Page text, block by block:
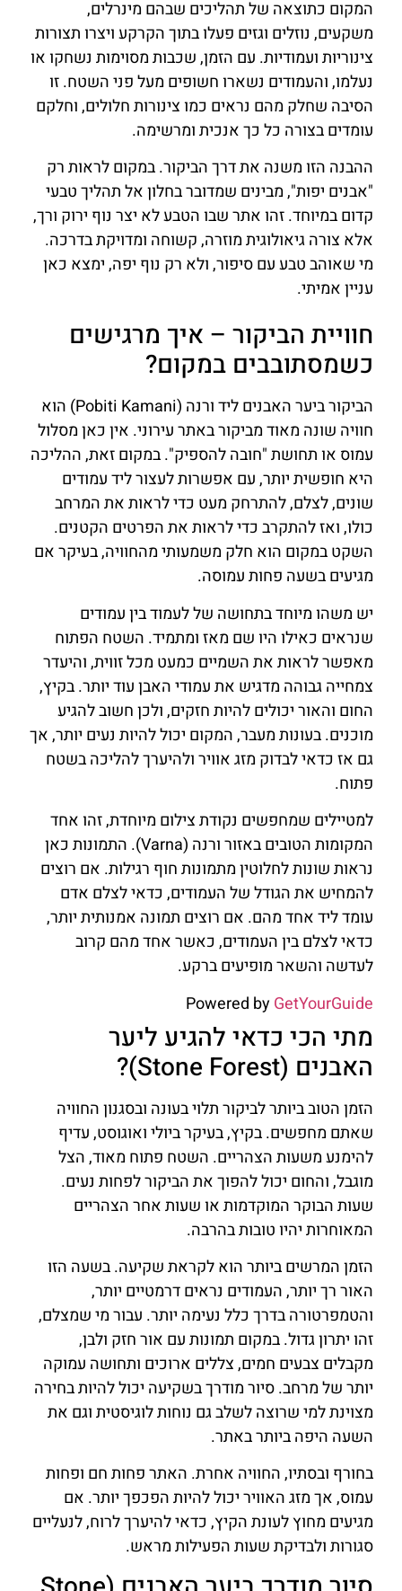
המקום כתוצאה של תהליכים שבהם מינרלים,
משקעים, נוזלים וגזים פעלו בתוך הקרקע ויצרו תצורות
צינוריות ועמודיות. עם הזמן, שכבות מסוימות נשחקו או
נעלמו, והעמודים נשארו חשופים מעל פני השטח. זו
הסיבה שחלק מהם נראים כמו צינורות חלולים, וחלקם
עומדים בצורה כל כך אנכית ומרשימה.
ההבנה הזו משנה את דרך הביקור. במקום לראות רק
"אבנים יפות", מבינים שמדובר בחלון אל תהליך טבעי
קדום במיוחד. זהו אתר שבו הטבע לא יצר נוף ירוק ורך,
אלא צורה גיאולוגית מוזרה, קשוחה ומדויקת בדרכה.
מי שאוהב טבע עם סיפור, ולא רק נוף יפה, ימצא כאן
עניין אמיתי.
חוויית הביקור – איך מרגישים
כשמסתובבים במקום?
הביקור ביער האבנים ליד ורנה (Pobiti Kamani) הוא
חוויה שונה מאוד מביקור באתר עירוני. אין כאן מסלול
עמוס או תחושת "חובה להספיק". במקום זאת, ההליכה
היא חופשית יותר, עם אפשרות לעצור ליד עמודים
שונים, לצלם, להתרחק מעט כדי לראות את המרחב
כולו, ואז להתקרב כדי לראות את הפרטים הקטנים.
השקט במקום הוא חלק משמעותי מהחוויה, בעיקר אם
מגיעים בשעה פחות עמוסה.
יש משהו מיוחד בתחושה של לעמוד בין עמודים
שנראים כאילו היו שם מאז ומתמיד. השטח הפתוח
מאפשר לראות את השמיים כמעט מכל זווית, והיעדר
צמחייה גבוהה מדגיש את עמודי האבן עוד יותר. בקיץ,
החום והאור יכולים להיות חזקים, ולכן חשוב להגיע
מוכנים. בעונות מעבר, המקום יכול להיות נעים יותר, אך
גם אז כדאי לבדוק מזג אוויר ולהיערך להליכה בשטח
פתוח.
למטיילים שמחפשים נקודת צילום מיוחדת, זהו אחד
המקומות הטובים באזור ורנה (Varna). התמונות כאן
נראות שונות לחלוטין מתמונות חוף רגילות. אם רוצים
להמחיש את הגודל של העמודים, כדאי לצלם אדם
עומד ליד אחד מהם. אם רוצים תמונה אמנותית יותר,
כדאי לצלם בין העמודים, כאשר אחד מהם קרוב
לעדשה והשאר מופיעים ברקע.
Powered byGetYourGuide
מתי הכי כדאי להגיע ליער
האבנים (Stone Forest)?
הזמן הטוב ביותר לביקור תלוי בעונה ובסגנון החוויה
שאתם מחפשים. בקיץ, בעיקר ביולי ואוגוסט, עדיף
להימנע משעות הצהריים. השטח פתוח מאוד, הצל
מוגבל, והחום יכול להפוך את הביקור לפחות נעים.
שעות הבוקר המוקדמות או שעות אחר הצהריים
המאוחרות יהיו טובות בהרבה.
הזמן המרשים ביותר הוא לקראת שקיעה. בשעה הזו
האור רך יותר, העמודים נראים דרמטיים יותר,
והטמפרטורה בדרך כלל נעימה יותר. עבור מי שמצלם,
זהו יתרון גדול. במקום תמונות עם אור חזק ולבן,
מקבלים צבעים חמים, צללים ארוכים ותחושה עמוקה
יותר של מרחב. סיור מודרך בשקיעה יכול להיות בחירה
מצוינת למי שרוצה לשלב גם נוחות לוגיסטית וגם את
השעה היפה ביותר באתר.
בחורף ובסתיו, החוויה אחרת. האתר פחות חם ופחות
עמוס, אך מזג האוויר יכול להיות הפכפך יותר. אם
מגיעים מחוץ לעונת הקיץ, כדאי להיערך לרוח, לנעליים
סגורות ולבדיקת שעות הפעילות מראש.